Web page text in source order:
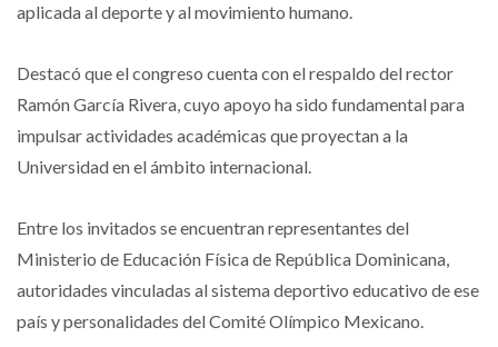
aplicada al deporte y al movimiento humano.
Destacó que el congreso cuenta con el respaldo del rector
Ramón García Rivera, cuyo apoyo ha sido fundamental para
impulsar actividades académicas que proyectan a la
Universidad en el ámbito internacional.
Entre los invitados se encuentran representantes del
Ministerio de Educación Física de República Dominicana,
autoridades vinculadas al sistema deportivo educativo de ese
país y personalidades del Comité Olímpico Mexicano.